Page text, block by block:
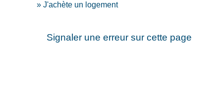
J'achète un logement
Signaler une erreur sur cette page